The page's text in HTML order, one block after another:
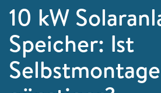
10 kW
Speicher: Ist